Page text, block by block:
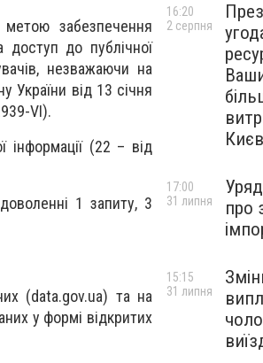
забезпечення
доступ до публічної
незважаючи на
України від 13 січня
VІ).
інформації (22 – від
1 запиту, 3
(data.gov.ua) та на
у формі відкритих
16:20
2 серпня
про
17:00
31 липня
15:15
31 липня